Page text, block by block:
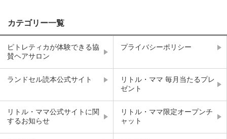
カテゴリー一覧
ピトレティカが体験できる協
賛ヘアサロン
プライバシーポリシー
ランドセル読本公式サイト
リトル・ママ 毎月当たるプレ
ゼント
リトル・ママ公式サイトに関
するお知らせ
リトル・ママ限定オープンチ
ャット